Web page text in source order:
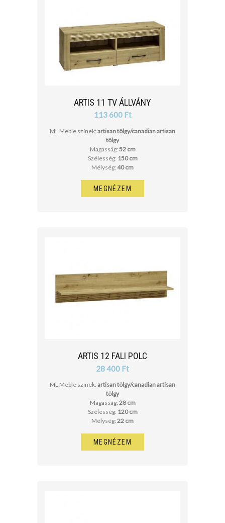
ARTIS 11 TV ÁLLVÁNY
113 600 Ft
ML Meble színek: artisan tölgy/canadian artisan
tölgy
Magasság: 52 cm
Szélesség: 150 cm
Mélység: 40 cm
MEGNÉZEM
ARTIS 12 FALI POLC
28 400 Ft
ML Meble színek: artisan tölgy/canadian artisan
tölgy
Magasság: 28 cm
Szélesség: 120 cm
Mélység: 22 cm
MEGNÉZEM